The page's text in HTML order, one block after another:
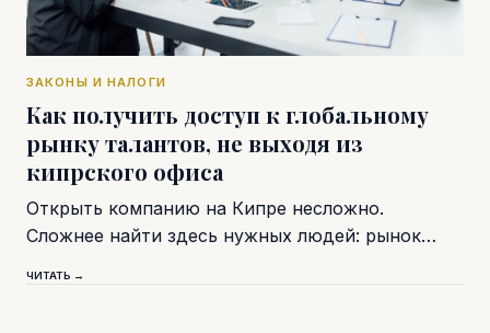
ЗАКОНЫ И НАЛОГИ
Как получить доступ к глобальному
рынку талантов, не выходя из
кипрского офиса
Открыть компанию на Кипре несложно.
Сложнее найти здесь нужных людей: рынок…
ЧИТАТЬ →